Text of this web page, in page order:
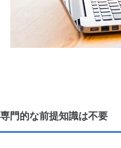
専門的な前提知識は不要